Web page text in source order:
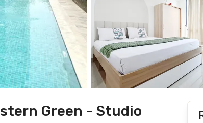
Green - Studio